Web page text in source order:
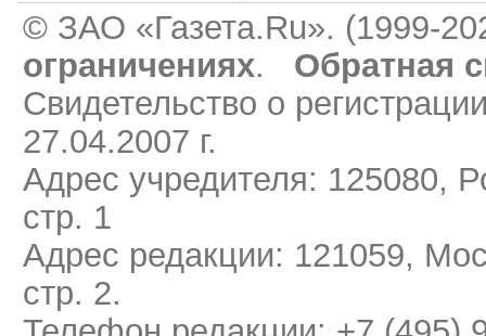
© ЗАО «Газета.Ru». (1999-
ограничениях.
Обратная
Свидетельство о
27.04.2007 г.
Адрес учредителя: 125080,
стр. 1
Адрес редакции: 121059,
стр. 2.